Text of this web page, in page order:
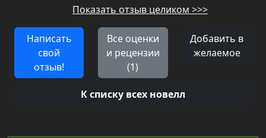
Показать отзыв целиком >>>
Написать
свой
отзыв!
Все оценки
и рецензии
(1)
Добавить в
желаемое
К списку всех новелл